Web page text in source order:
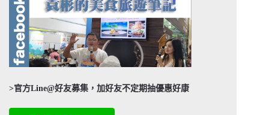
>官方Line@好友募集，加好友不定期抽優惠好康